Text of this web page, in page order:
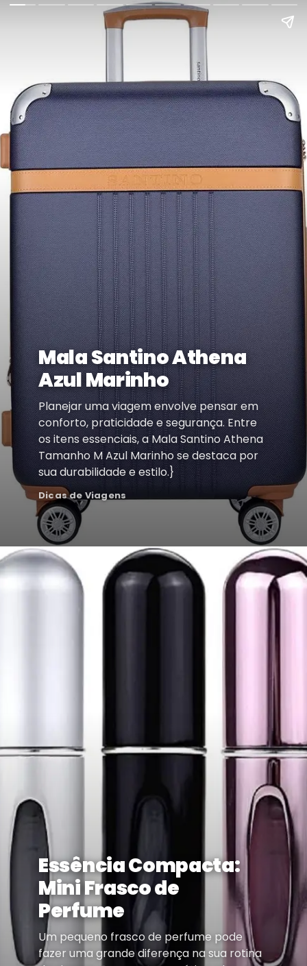
Mala Santino Athena
Azul Marinho
Planejar uma viagem envolve pensar em
conforto, praticidade e segurança. Entre
os itens essenciais, a Mala Santino Athena
Tamanho M Azul Marinho se destaca por
sua durabilidade e estilo.}
Dicas de Viagens
Essência Compacta:
Mini Frasco de
Perfume
Um pequeno frasco de perfume pode
fazer uma grande diferença na sua rotina